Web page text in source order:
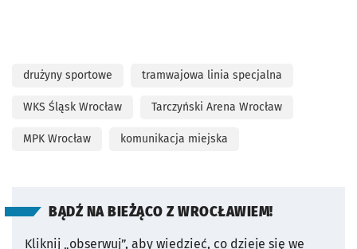
drużyny sportowe tramwajowa linia specjalna
WKS Śląsk Wrocław Tarczyński Arena Wrocław
MPK Wrocław komunikacja miejska
BĄDŹ NA BIEŻĄCO Z WROCŁAWIEM!
Kliknij „obserwuj”, aby wiedzieć, co dzieje się we